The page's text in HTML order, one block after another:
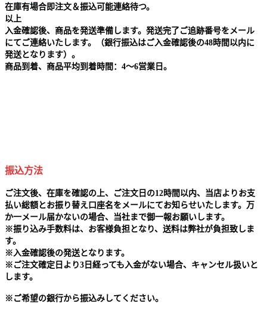
在庫有場合即注文＆振込可能連絡待つ。
以上
入金確認後、商品を発送準備します。発送完了ご追跡番号をメール
にてご連絡いたします。（銀行振込はご入金確認後の48時間以内に
発送となります）。
商品到着、商品平均到着時間：4～6営業日。
振込方法
ご注文後、在庫を確認の上、ご注文日の12時間以内、当店よりお支
払い総額とお振り替え口座名をメールにてお知らせいたします。万
か一メール届かないの場合、当社まで御一報お願いします。
※振り込み手数料は、お客様負担となり、送料は弊社が負担致しま
す。
※ 入金確認後の発送となります。
※ ご注文確定日より3日経っても入金がない場合、キャンセル扱いと
します。
※ ご希望の銀行から振込みしてください。